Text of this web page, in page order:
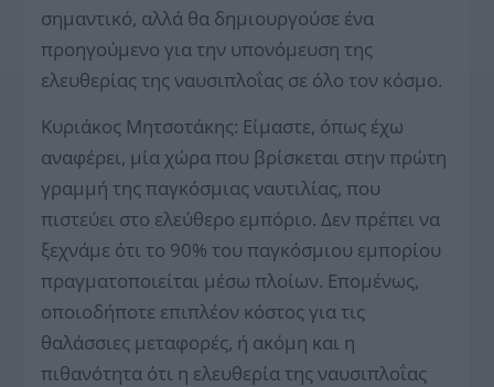
σημαντικό, αλλά θα δημιουργούσε ένα
προηγούμενο για την υπονόμευση της
ελευθερίας της ναυσιπλοΐας σε όλο τον κόσμο.
Κυριάκος Μητσοτάκης: Είμαστε, όπως έχω
αναφέρει, μία χώρα που βρίσκεται στην πρώτη
γραμμή της παγκόσμιας ναυτιλίας, που
πιστεύει στο ελεύθερο εμπόριο. Δεν πρέπει να
ξεχνάμε ότι το 90% του παγκόσμιου εμπορίου
πραγματοποιείται μέσω πλοίων. Επομένως,
οποιοδήποτε επιπλέον κόστος για τις
θαλάσσιες μεταφορές, ή ακόμη και η
πιθανότητα ότι η ελευθερία της ναυσιπλοΐας